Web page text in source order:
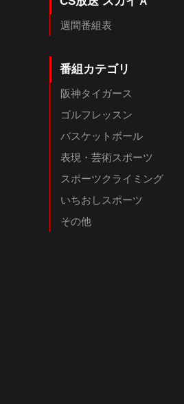
週間番組表
番組カテゴリ
阪神タイガース
ゴルフレッスン
バスケットボール
表現・芸術スポーツ
スポーツクライミング
いちおしスポーツ
その他